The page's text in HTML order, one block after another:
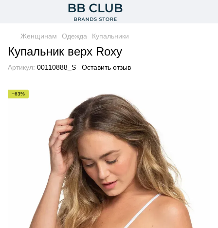
Женщинам Одежда Купальники
Купальник верх Roxy
Артикул: 00110888_S Оставить отзыв
−63%